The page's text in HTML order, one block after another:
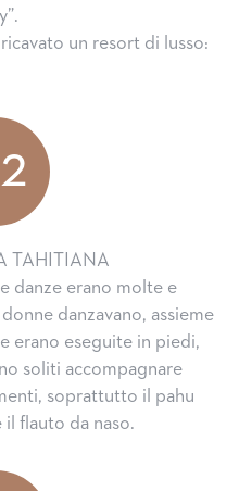
un resort di lusso:
TAHITIANA
danze erano molte e
danzavano, assieme
erano eseguite in piedi,
soliti accompagnare
soprattutto il pahu
flauto da naso.